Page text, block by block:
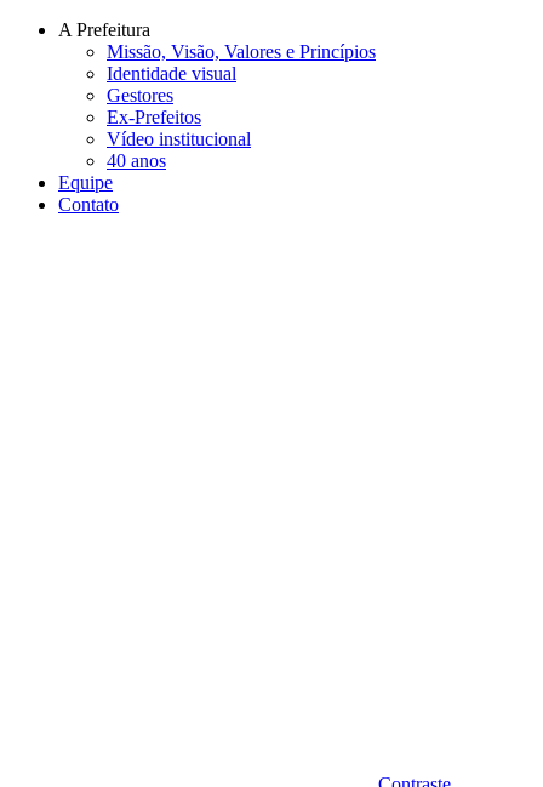
Conteúdo principal
A Prefeitura
Missão, Visão, Valores e Princípios
Identidade visual
Gestores
Ex-Prefeitos
Vídeo institucional
40 anos
Equipe
Contato